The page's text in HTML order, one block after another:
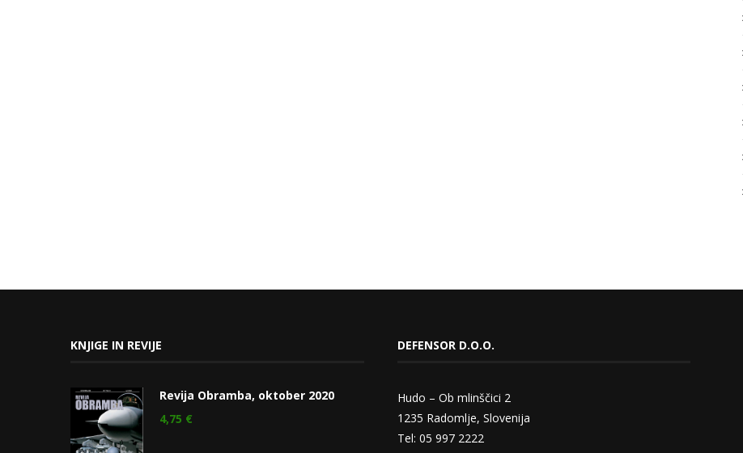
KNJIGE IN REVIJE
Revija Obramba, oktober 2020
4,75 €
DEFENSOR D.O.O.
Hudo – Ob mlinščici 2
1235 Radomlje, Slovenija
Tel: 05 997 2222